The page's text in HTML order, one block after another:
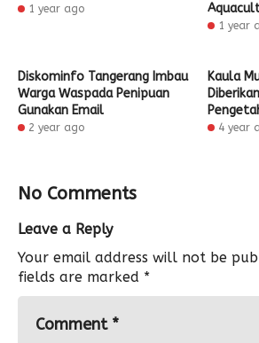
1 year ago
1 year
Diskominfo Tangerang Imbau
Warga Waspada Penipuan
Gunakan Email
2 year ago
Kaula
4 year
No Comments
Leave a Reply
Your email address will not be
fields are marked *
Comment *